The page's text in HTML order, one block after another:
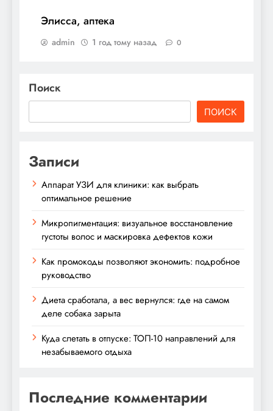
Элисса, аптека
admin 1 год тому назад 0
Поиск
ПОИСК
Записи
Аппарат УЗИ для клиники: как выбрать
оптимальное решение
Микропигментация: визуальное восстановление
густоты волос и маскировка дефектов кожи
Как промокоды позволяют экономить: подробное
руководство
Диета сработала, а вес вернулся: где на самом
деле собака зарыта
Куда слетать в отпуске: ТОП-10 направлений для
незабываемого отдыха
Последние комментарии